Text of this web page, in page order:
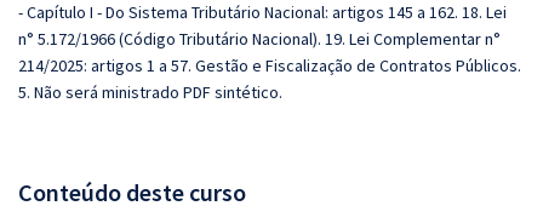
- Capítulo I - Do Sistema Tributário Nacional: artigos 145 a 162. 18. Lei
n° 5.172/1966 (Código Tributário Nacional). 19. Lei Complementar n°
214/2025: artigos 1 a 57. Gestão e Fiscalização de Contratos Públicos.
5. Não será ministrado PDF sintético.
Conteúdo deste curso